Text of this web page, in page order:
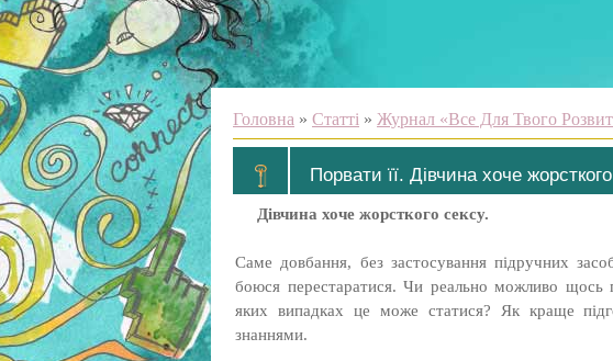
Головна » Статті » Журнал «Все Для Твого
Порвати її. Дівчина хоче
Дівчина хоче жорсткого сексу.
Саме довбання, без застосування підручних
боюся перестаратися. Чи реально можливо щось
яких випадках це може статися? Як краще
знаннями.